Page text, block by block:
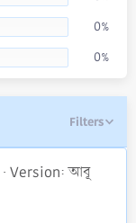
0%
0%
Filters
Version: আবূ